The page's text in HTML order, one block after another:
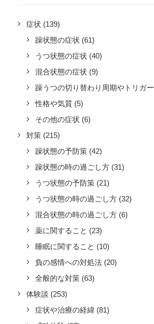
症状 (139)
躁状態の症状 (61)
うつ状態の症状 (40)
混合状態の症状 (9)
躁うつの切り替わり周期やトリガー
性格や気質 (5)
その他の症状 (6)
対策 (215)
躁状態の予防策 (42)
躁状態の時の過ごし方 (31)
うつ状態の予防策 (21)
うつ状態の時の過ごし方 (32)
混合状態の時の過ごし方 (6)
薬に関すること (23)
睡眠に関すること (10)
負の感情への対処法 (20)
全般的な対策 (63)
体験談 (253)
症状や治療の経緯 (81)